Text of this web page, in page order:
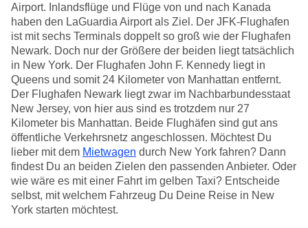
Airport. Inlandsflüge und Flüge von und nach Kanada
haben den LaGuardia Airport als Ziel. Der JFK-Flughafen
ist mit sechs Terminals doppelt so groß wie der Flughafen
Newark. Doch nur der Größere der beiden liegt tatsächlich
in New York. Der Flughafen John F. Kennedy liegt in
Queens und somit 24 Kilometer von Manhattan entfernt.
Der Flughafen Newark liegt zwar im Nachbarbundesstaat
New Jersey, von hier aus sind es trotzdem nur 27
Kilometer bis Manhattan. Beide Flughäfen sind gut ans
öffentliche Verkehrsnetz angeschlossen. Möchtest Du
lieber mit dem Mietwagen durch New York fahren? Dann
findest Du an beiden Zielen den passenden Anbieter. Oder
wie wäre es mit einer Fahrt im gelben Taxi? Entscheide
selbst, mit welchem Fahrzeug Du Deine Reise in New
York starten möchtest.